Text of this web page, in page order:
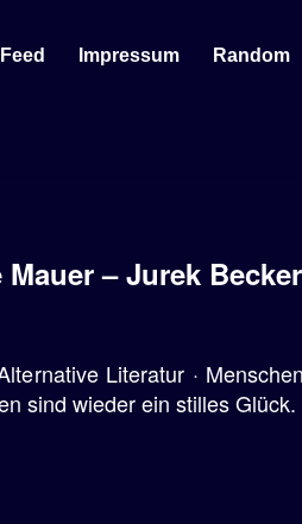
Feed Impressum Random
Mauer – Jurek Becker
Literatur ·
sind wieder ein stilles Glück.